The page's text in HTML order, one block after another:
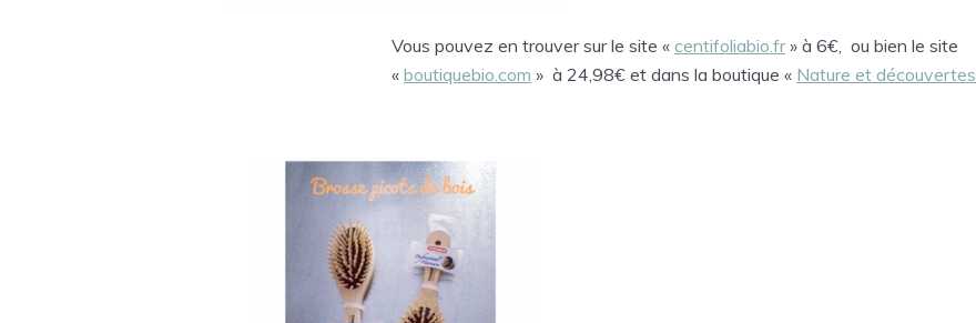
Vous pouvez en trouver sur le site « centifoliabio.fr» à 6€, ou bien le site
« boutiquebio.com » à 24,98€ et dans la boutique « Nature et découvertes